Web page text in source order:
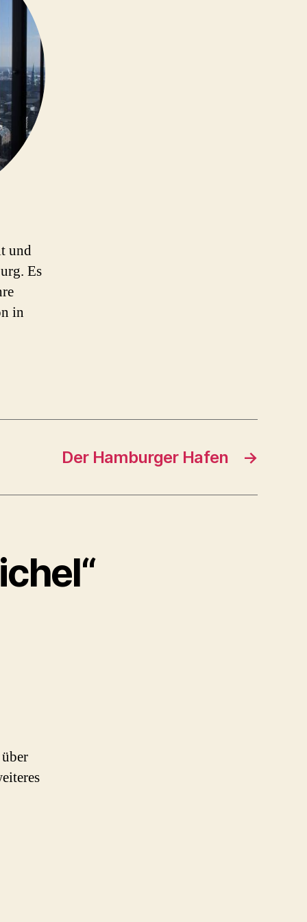
und
Es
in
→
Der Hamburger Hafen